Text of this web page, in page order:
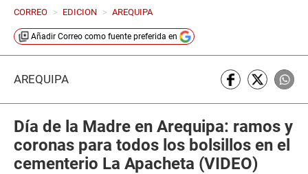
CORREO > EDICION > AREQUIPA
Añadir Correo como fuente preferida en
AREQUIPA
Día de la Madre en Arequipa: ramos y
coronas para todos los bolsillos en el
cementerio La Apacheta (VIDEO)